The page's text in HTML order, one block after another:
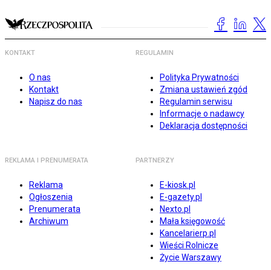
KONTAKT
O nas
Kontakt
Napisz do nas
REGULAMIN
Polityka Prywatności
Zmiana ustawień zgód
Regulamin serwisu
Informacje o nadawcy
Deklaracja dostępności
REKLAMA I PRENUMERATA
Reklama
Ogłoszenia
Prenumerata
Archiwum
PARTNERZY
E-kiosk.pl
E-gazety.pl
Nexto.pl
Mała księgowość
Kancelarierp.pl
Wieści Rolnicze
Życie Warszawy